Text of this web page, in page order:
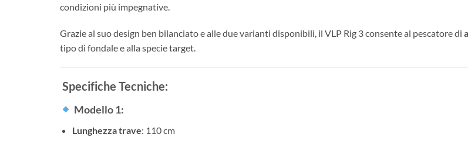
condizioni più impegnative.
Grazie al suo design ben bilanciato e alle due varianti disponibili, il VLP Rig 3 consente al pescatore di
tipo di fondale e alla specie target.
Specifiche Tecniche:
Modello 1:
Lunghezza trave: 110 cm